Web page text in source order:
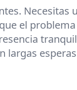
Necesitas
el
largas